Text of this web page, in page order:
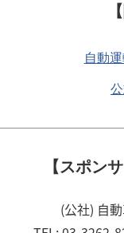
自動
【スポン
(公社) 自